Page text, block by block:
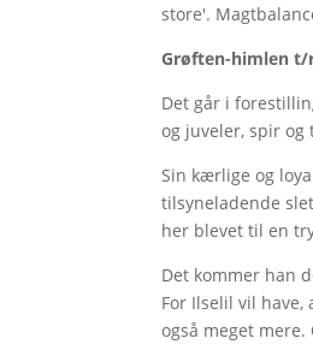
store'.
Grøften-himlen t/
Det går i
og juveler, spir og
Sin kærlige og
tilsyneladende
her blevet til en
Det kommer han
For Ilselil vil have,
også meget